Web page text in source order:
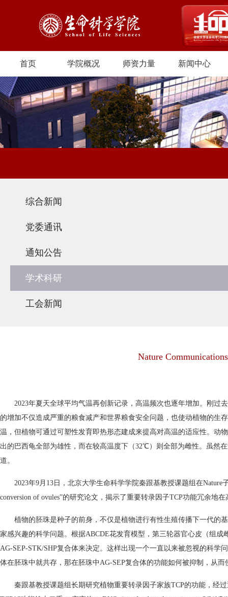
首页 学院概况 师资力量 新闻中心
综合新闻
党委通讯
通知公告
学术科研
工会新闻
Nature
2023年夏天全球平均气温再创新记录，高温频次也逐年增加。刚
的增加不仅造成严重的粮食减产和世界粮食安全问题，也使动植物的生
温，但植物可通过可塑性发育即热形态建成来提高对高温的适应性。
出的巴西龟全部为雄性，而在较高温度下（32℃）则全部为雌性。虽然
道。
2023年9月13日，北京大学生命科学学院秦跟基教授课题组在Nature
conversion of ovules”的研究论文，揭示了重要转录因子TCP功能冗余地
植物的胚珠是种子的前身，不仅是植物进行有性生殖传播下一代的
家感兴趣的科学问题。根据ABCDE花发育模型，第三轮器官心皮（组
AG-SEP-STK/SHP复合体来决定。这样出现一个一直以来被忽视的科学
体在胚珠中就共存，那在胚珠中AG-SEP复合体的功能如何被抑制，从
秦跟基教授课题组长期研究植物重要转录因子家族TCP的功能，经